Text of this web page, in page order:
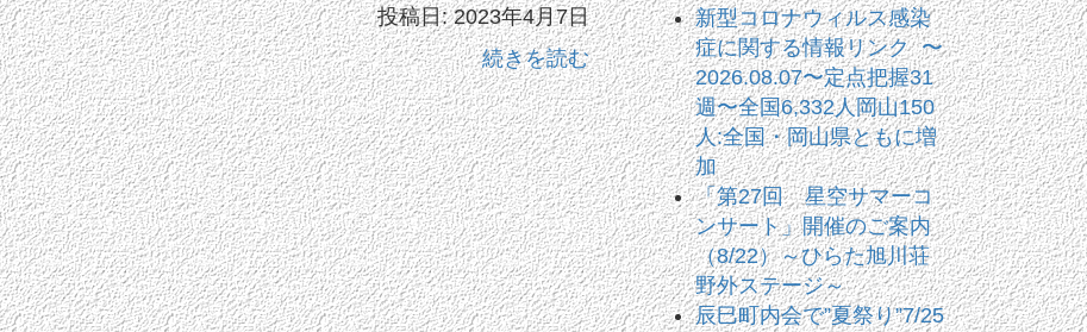
投稿日: 2023年4月7日
続きを読む
新型コロナウィルス感染
症に関する情報リンク 〜
2026.08.07〜定点把握31
週〜全国6,332人岡山150
人:全国・岡山県ともに増
加
「第27回 星空サマーコ
ンサート」開催のご案内
（8/22）～ひらた旭川荘
野外ステージ～
辰巳町内会で”夏祭り”7/25